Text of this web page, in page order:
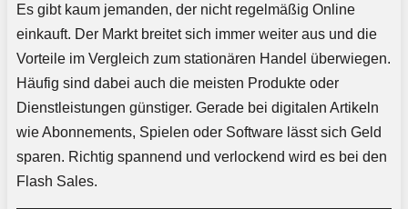
Es gibt kaum jemanden, der nicht regelmäßig Online
einkauft. Der Markt breitet sich immer weiter aus und die
Vorteile im Vergleich zum stationären Handel überwiegen.
Häufig sind dabei auch die meisten Produkte oder
Dienstleistungen günstiger. Gerade bei digitalen Artikeln
wie Abonnements, Spielen oder Software lässt sich Geld
sparen. Richtig spannend und verlockend wird es bei den
Flash Sales.